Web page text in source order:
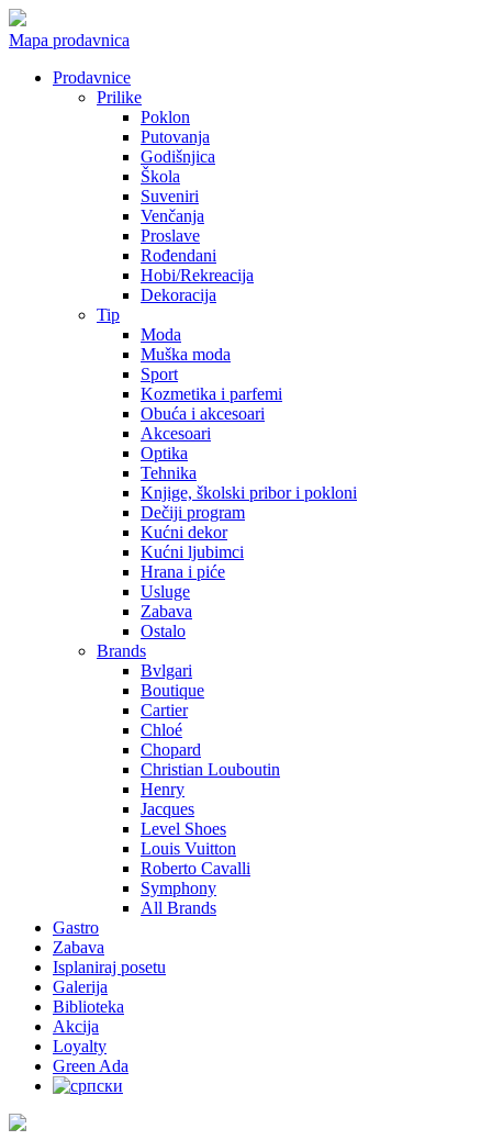
Mapa prodavnica
Prodavnice
Prilike
Poklon
Putovanja
Godišnjica
Škola
Suveniri
Venčanja
Proslave
Rođendani
Hobi/Rekreacija
Dekoracija
Tip
Moda
Muška moda
Sport
Kozmetika i parfemi
Obuća i akcesoari
Akcesoari
Optika
Tehnika
Knjige, školski pribor i pokloni
Dečiji program
Kućni dekor
Kućni ljubimci
Hrana i piće
Usluge
Zabava
Ostalo
Brands
Bvlgari
Boutique
Cartier
Chloé
Chopard
Christian Louboutin
Henry
Jacques
Level Shoes
Louis Vuitton
Roberto Cavalli
Symphony
All Brands
Gastro
Zabava
Isplaniraj posetu
Galerija
Biblioteka
Akcija
Loyalty
Green Ada